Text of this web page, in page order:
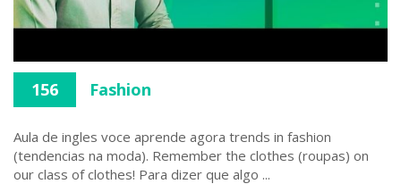
156 Fashion
Aula de ingles voce aprende agora trends in fashion
(tendencias na moda). Remember the clothes (roupas) on
our class of clothes! Para dizer que algo ...